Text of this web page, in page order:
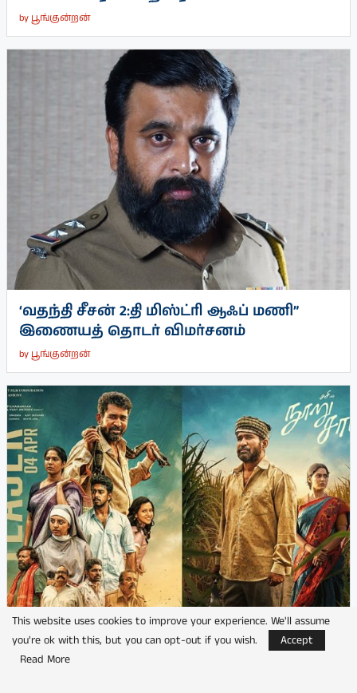
by பூங்குன்றன்
‘வதந்தி சீசன் 2:தி மிஸ்ட்ரி ஆஃப் மணி”
இணையத் தொடர் விமர்சனம்
by பூங்குன்றன்
ஓகஸ்ட் 7ஆம் திகதி ஜீ 5 டிஜிட்டல் தளத்தில்
வெளியாகும் விஜய் அண்டனியின்...
This website uses cookies to improve your experience. We'll assume
you're ok with this, but you can opt-out if you wish.
Accept
Read More